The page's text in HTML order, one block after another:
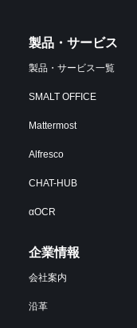
製品・サービス
製品・サービス一覧
SMALT OFFICE
Mattermost
Alfresco
CHAT-HUB
αOCR
企業情報
会社案内
沿革